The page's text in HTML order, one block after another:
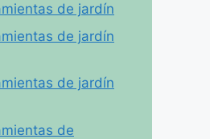
de jardín
de jardín
de jardín
de